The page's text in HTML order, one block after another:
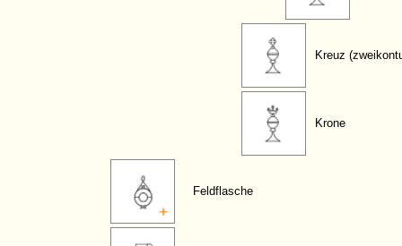
Kreuz
Krone
Feldflasche